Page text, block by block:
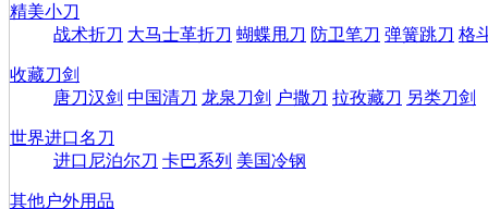
精美小刀
战术折刀 大马士革折刀 蝴蝶甩刀 防卫笔刀 弹簧跳刀 格
收藏刀剑
唐刀汉剑 中国清刀 龙泉刀剑 户撒刀 拉孜藏刀 另类刀剑
世界进口名刀
进口尼泊尔刀 卡巴系列 美国冷钢
其他户外用品